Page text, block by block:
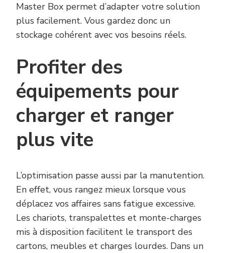
Master Box permet d’adapter votre solution
plus facilement. Vous gardez donc un
stockage cohérent avec vos besoins réels.
Profiter des
équipements pour
charger et ranger
plus vite
L’optimisation passe aussi par la manutention.
En effet, vous rangez mieux lorsque vous
déplacez vos affaires sans fatigue excessive.
Les chariots, transpalettes et monte-charges
mis à disposition facilitent le transport des
cartons, meubles et charges lourdes. Dans un